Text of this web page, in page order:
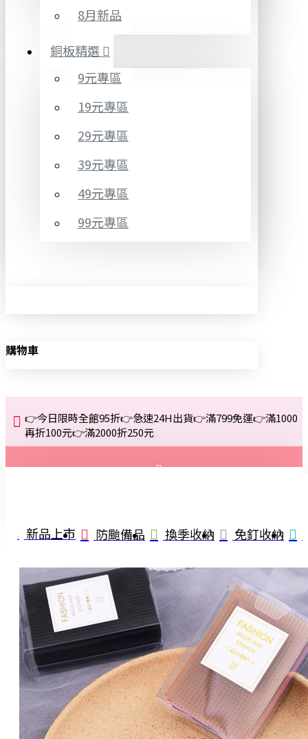
8月新品
銅板精選
9元專區
19元專區
29元專區
39元專區
49元專區
99元專區
購物車
👉今日限時全館95折👉急速24H出貨👉滿799免運👉滿1000
再折100元👉滿2000折250元
註冊
詢問
新品上市 防颱備品 換季收納 免釘收納